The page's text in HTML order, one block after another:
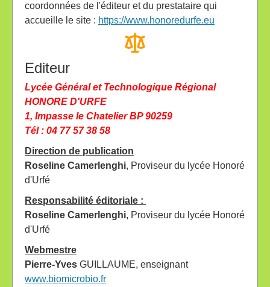
coordonnées de l'éditeur et du prestataire qui
accueille le site : https://www.honoredurfe.eu
Editeur
Lycée Général et Technologique Régional
HONORE D'URFE
1, Impasse le Chatelier BP 90259
Tél : 04 77 57 38 58
Direction de publication
Roseline Camerlenghi, Proviseur du lycée Honoré
d'Urfé
Responsabilité éditoriale :
Roseline Camerlenghi, Proviseur du lycée Honoré
d'Urfé
Webmestre
Pierre-Yves GUILLAUME, enseignant
www.biomicrobio.fr